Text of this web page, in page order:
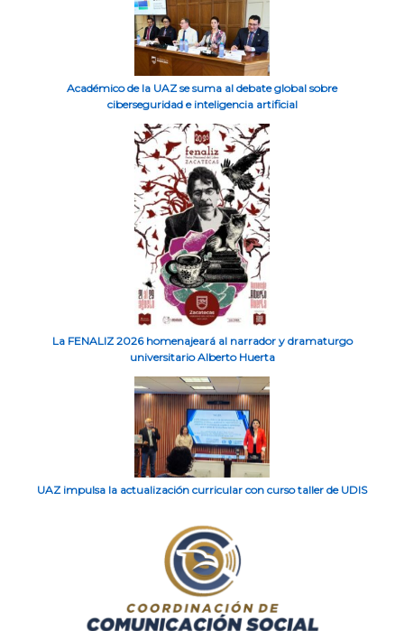
Académico de la UAZ se suma al debate global sobre
ciberseguridad e inteligencia artificial
La FENALIZ 2026 homenajeará al narrador y dramaturgo
universitario Alberto Huerta
UAZ impulsa la actualización curricular con curso taller de UDIS